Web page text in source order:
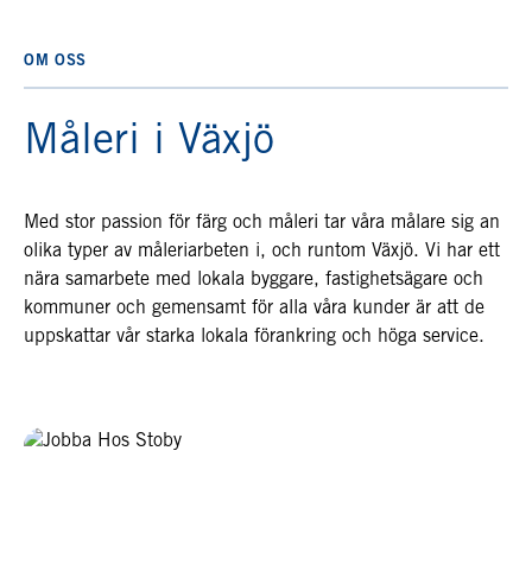
OM OSS
Måleri i Växjö
Med stor passion för färg och måleri tar våra målare sig an
olika typer av måleriarbeten i, och runtom Växjö. Vi har ett
nära samarbete med lokala byggare, fastighetsägare och
kommuner och gemensamt för alla våra kunder är att de
uppskattar vår starka lokala förankring och höga service.